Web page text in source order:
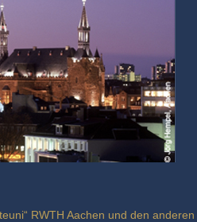
RWTH Aachen und den anderen